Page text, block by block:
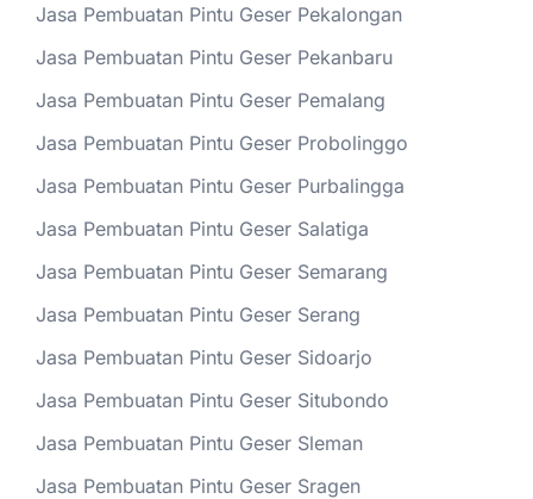
Jasa Pembuatan Pintu Geser Pekalongan
Jasa Pembuatan Pintu Geser Pekanbaru
Jasa Pembuatan Pintu Geser Pemalang
Jasa Pembuatan Pintu Geser Probolinggo
Jasa Pembuatan Pintu Geser Purbalingga
Jasa Pembuatan Pintu Geser Salatiga
Jasa Pembuatan Pintu Geser Semarang
Jasa Pembuatan Pintu Geser Serang
Jasa Pembuatan Pintu Geser Sidoarjo
Jasa Pembuatan Pintu Geser Situbondo
Jasa Pembuatan Pintu Geser Sleman
Jasa Pembuatan Pintu Geser Sragen